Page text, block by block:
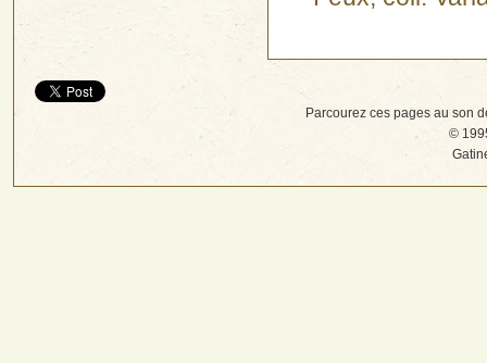
Parcourez ces pages au son
©